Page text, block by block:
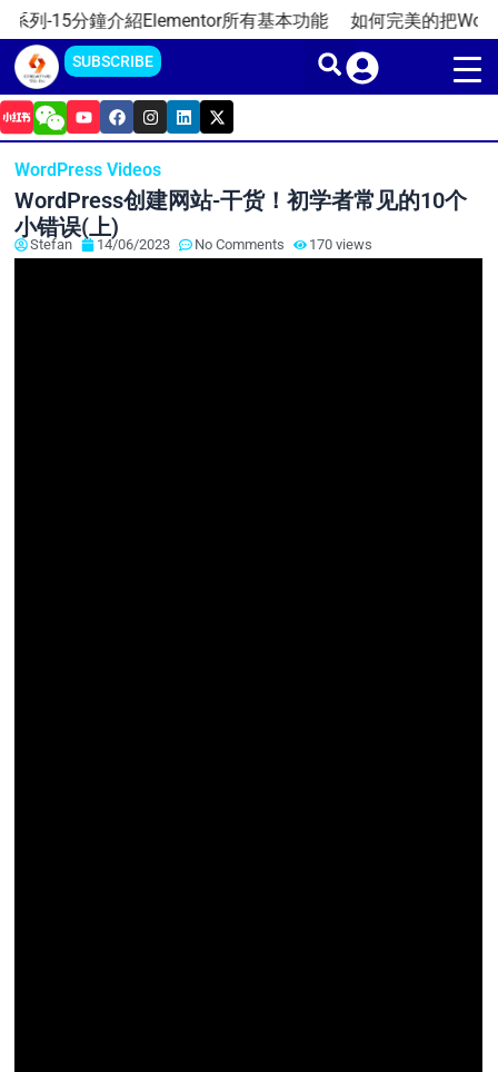
Skip
content
分鐘介紹Elementor所有基本功能 如何完美的把
SUBSCRIBE
Y
o
u
u
e
F
a
c
b
o
k
I
n
s
a
g
r
m
L
i
n
d
i
X
-
t
t
r
WordPress Videos
WordPress创建网站-干货！初学者常见的10个
小错误(上)
Stefan 14/06/2023 No Comments 170 views